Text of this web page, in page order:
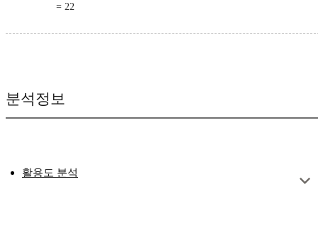
= 22
분석정보
활용도 분석